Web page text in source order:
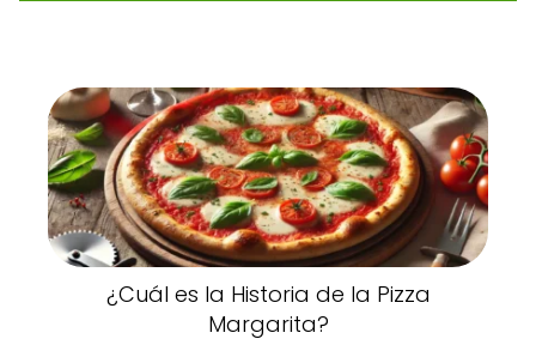
¿Cuál es la Historia de la Pizza
Margarita?